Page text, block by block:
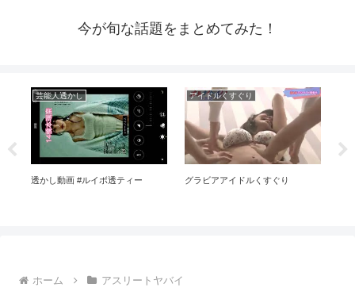
今が旬な話題をまとめてみた！
芸能人透かし
透かし動画 #ルイボ透ティー
アイドルくすぐり
グラビアアイドルくすぐり
ホーム アスリートヤバイ